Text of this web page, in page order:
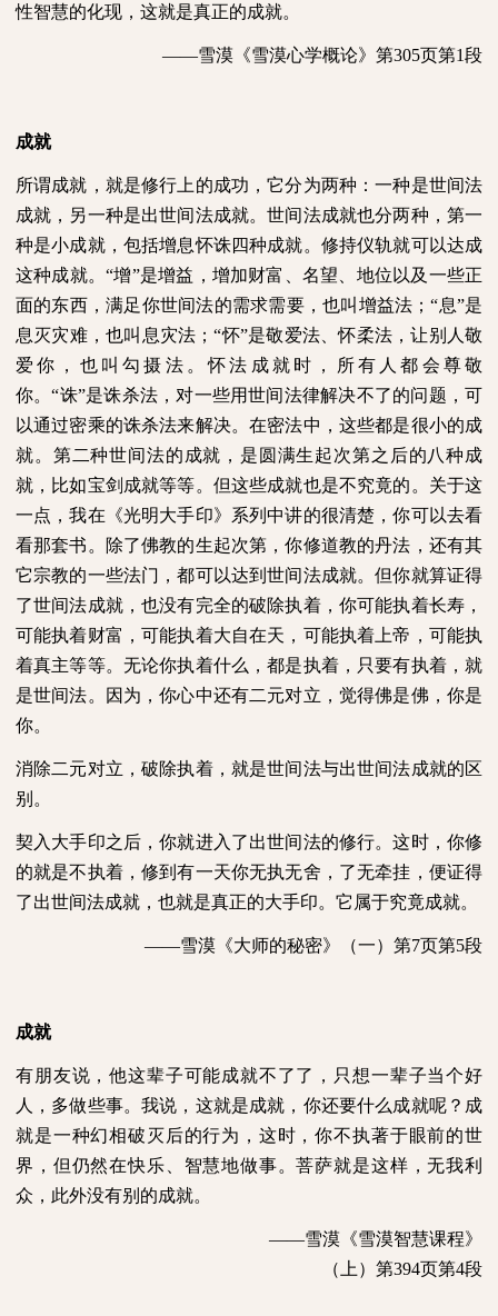
性智慧的化现，这就是真正的成就。
——雪漠《雪漠心学概论》第305页第1段
成就
所谓成就，就是修行上的成功，它分为两种：一种是世间法
成就，另一种是出世间法成就。世间法成就也分两种，第一
种是小成就，包括增息怀诛四种成就。修持仪轨就可以达成
这种成就。“增”是增益，增加财富、名望、地位以及一些正
面的东西，满足你世间法的需求需要，也叫增益法；“息”是
息灭灾难，也叫息灾法；“怀”是敬爱法、怀柔法，让别人敬
爱你，也叫勾摄法。怀法成就时，所有人都会尊敬
你。“诛”是诛杀法，对一些用世间法律解决不了的问题，可
以通过密乘的诛杀法来解决。在密法中，这些都是很小的成
就。第二种世间法的成就，是圆满生起次第之后的八种成
就，比如宝剑成就等等。但这些成就也是不究竟的。关于这
一点，我在《光明大手印》系列中讲的很清楚，你可以去看
看那套书。除了佛教的生起次第，你修道教的丹法，还有其
它宗教的一些法门，都可以达到世间法成就。但你就算证得
了世间法成就，也没有完全的破除执着，你可能执着长寿，
可能执着财富，可能执着大自在天，可能执着上帝，可能执
着真主等等。无论你执着什么，都是执着，只要有执着，就
是世间法。因为，你心中还有二元对立，觉得佛是佛，你是
你。
消除二元对立，破除执着，就是世间法与出世间法成就的区
别。
契入大手印之后，你就进入了出世间法的修行。这时，你修
的就是不执着，修到有一天你无执无舍，了无牵挂，便证得
了出世间法成就，也就是真正的大手印。它属于究竟成就。
——雪漠《大师的秘密》（一）第7页第5段
成就
有朋友说，他这辈子可能成就不了了，只想一辈子当个好
人，多做些事。我说，这就是成就，你还要什么成就呢？成
就是一种幻相破灭后的行为，这时，你不执著于眼前的世
界，但仍然在快乐、智慧地做事。菩萨就是这样，无我利
众，此外没有别的成就。
——雪漠《雪漠智慧课程》
（上）第394页第4段